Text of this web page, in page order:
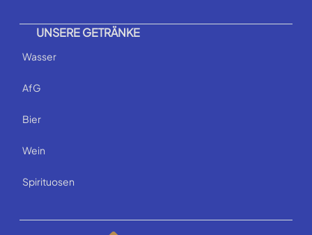
UNSERE GETRÄNKE
Wasser
AfG
Bier
Wein
Spirituosen